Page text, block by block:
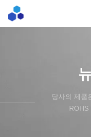
당사의 제품
ROHS